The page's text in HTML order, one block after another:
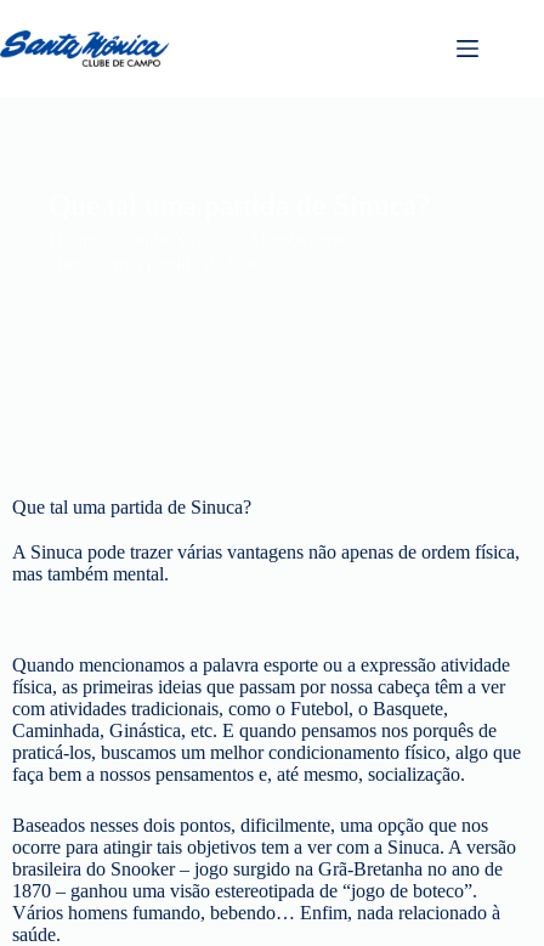
Que tal uma partida de Sinuca?
A Sinuca pode trazer várias vantagens não apenas de ordem física,
mas também mental.
Quando mencionamos a palavra esporte ou a expressão atividade
física, as primeiras ideias que passam por nossa cabeça têm a ver
com atividades tradicionais, como o Futebol, o Basquete,
Caminhada, Ginástica, etc. E quando pensamos nos porquês de
praticá-los, buscamos um melhor condicionamento físico, algo que
faça bem a nossos pensamentos e, até mesmo, socialização.
Baseados nesses dois pontos, dificilmente, uma opção que nos
ocorre para atingir tais objetivos tem a ver com a Sinuca. A versão
brasileira do Snooker – jogo surgido na Grã-Bretanha no ano de
1870 – ganhou uma visão estereotipada de “jogo de boteco”.
Vários homens fumando, bebendo… Enfim, nada relacionado à
saúde.